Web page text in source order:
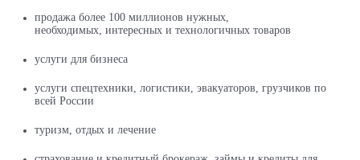
продажа более 100 миллионов нужных,
необходимых, интересных и технологичных товаров
услуги для бизнеса
услуги спецтехники, логистики, эвакуаторов, грузчиков по
всей России
туризм, отдых и лечение